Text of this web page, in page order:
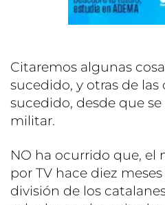
Citaremos algunas
sucedido, y otras de las
sucedido, desde que
militar.
NO ha ocurrido que, el
por TV hace diez
división de los